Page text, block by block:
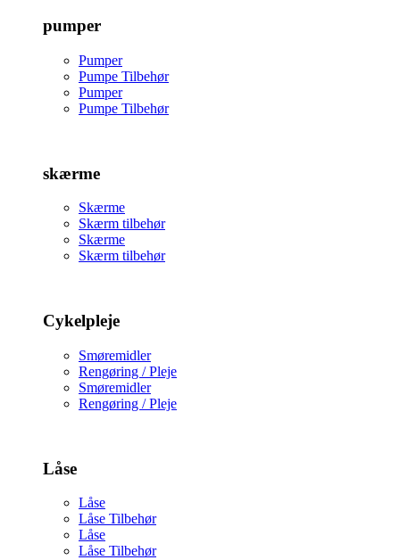
pumper
Pumper
Pumpe Tilbehør
Pumper
Pumpe Tilbehør
skærme
Skærme
Skærm tilbehør
Skærme
Skærm tilbehør
Cykelpleje
Smøremidler
Rengøring / Pleje
Smøremidler
Rengøring / Pleje
Låse
Låse
Låse Tilbehør
Låse
Låse Tilbehør